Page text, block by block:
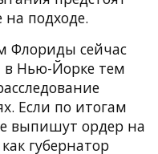
подходе.
Флориды сейчас
в Нью-Йорке тем
Если по итогам
выпишут ордер на
губернатор